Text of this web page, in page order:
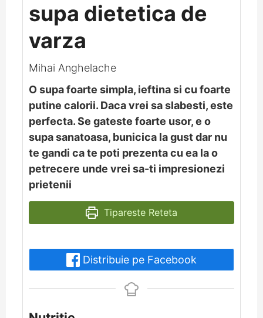
supa dietetica de
varza
Mihai Anghelache
O supa foarte simpla, ieftina si cu foarte
putine calorii. Daca vrei sa slabesti, este
perfecta. Se gateste foarte usor, e o
supa sanatoasa, bunicica la gust dar nu
te gandi ca te poti prezenta cu ea la o
petrecere unde vrei sa-ti impresionezi
prietenii
Tipareste Reteta
Distribuie pe Facebook